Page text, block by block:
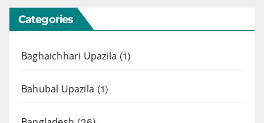
Categories
Baghaichhari Upazila (1)
Bahubal Upazila (1)